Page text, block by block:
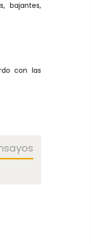
bajantes,
con las